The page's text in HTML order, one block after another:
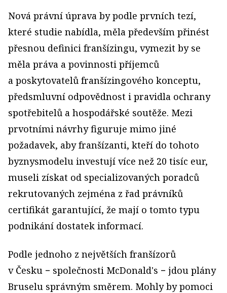
Nová právní úprava by podle prvních tezí,
které studie nabídla, měla především přinést
přesnou definici franšízingu, vymezit by se
měla práva a povinnosti příjemců
a poskytovatelů franšízingového konceptu,
předsmluvní odpovědnost i pravidla ochrany
spotřebitelů a hospodářské soutěže. Mezi
prvotními návrhy figuruje mimo jiné
požadavek, aby franšízanti, kteří do tohoto
byznysmodelu investují více než 20 tisíc eur,
museli získat od specializovaných poradců
rekrutovaných zejména z řad právníků
certifikát garantující, že mají o tomto typu
podnikání dostatek informací.
Podle jednoho z největších franšízorů
v Česku − společnosti McDonald's − jdou plány
Bruselu správným směrem. Mohly by pomoci